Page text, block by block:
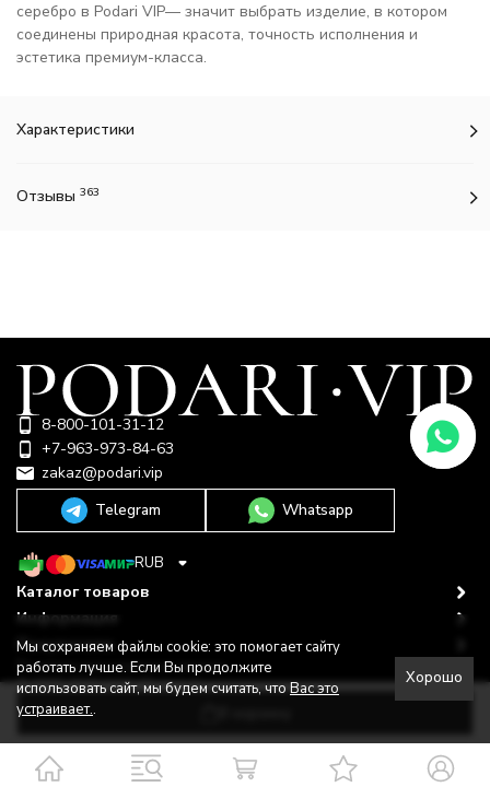
серебро в Podari VIP— значит выбрать изделие, в котором
соединены природная красота, точность исполнения и
эстетика премиум-класса.
Характеристики
Отзывы 363
8-800-101-31-12
+7-963-973-84-63
zakaz@podari.vip
Telegram
Whatsapp
RUB
Каталог товаров
Информация
Покупателю
Политика персональных данных
© 2009-2026 ООО "Подари"
Разработано в bodysite.ru
Мы сохраняем файлы cookie: это помогает сайту
работать лучше. Если Вы продолжите
использовать сайт, мы будем считать, что Вас это
устраивает..
Хорошо